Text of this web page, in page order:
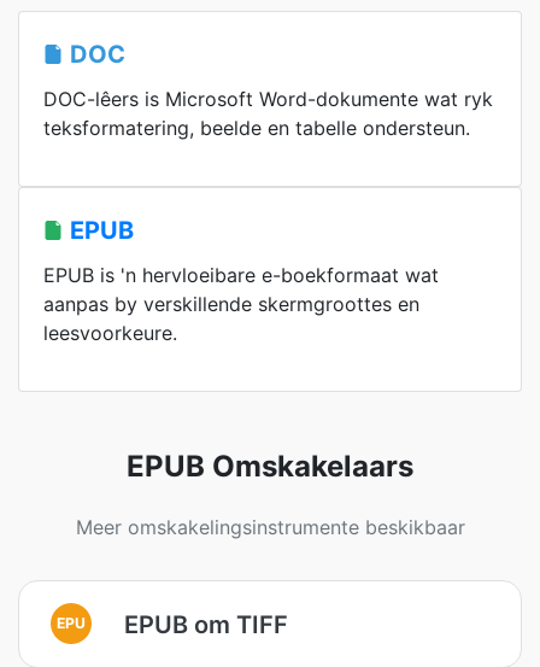
DOC
DOC-lêers is Microsoft Word-dokumente wat ryk
teksformatering, beelde en tabelle ondersteun.
EPUB
EPUB is 'n hervloeibare e-boekformaat wat
aanpas by verskillende skermgroottes en
leesvoorkeure.
EPUB Omskakelaars
Meer omskakelingsinstrumente beskikbaar
EPU EPUB om TIFF